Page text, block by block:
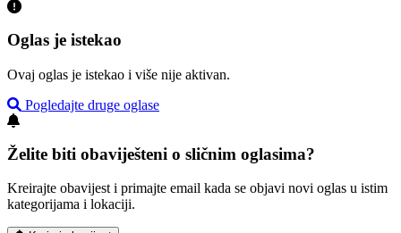
Oglas je istekao
Ovaj oglas je istekao i više nije aktivan.
Pogledajte druge oglase
Želite biti obaviješteni o sličnim oglasima?
Kreirajte obavijest i primajte email kada se objavi novi oglas u istim
kategorijama i lokaciji.